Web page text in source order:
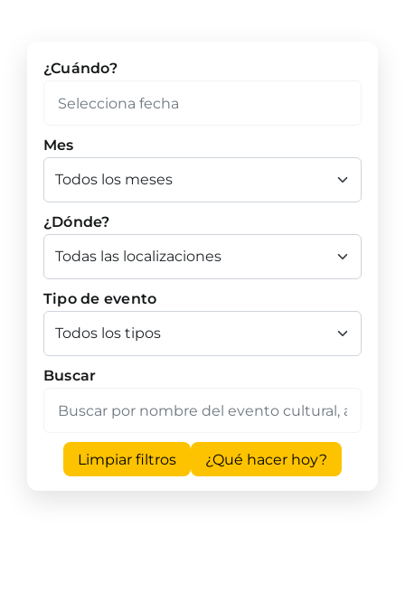
¿Cuándo?
Mes
¿Dónde?
Tipo de evento
Buscar
Limpiar filtros ¿Qué hacer hoy?